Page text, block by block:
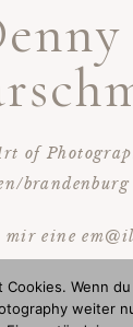
of
brandenburg
mir eine
| 0172/
Wenn
weiter